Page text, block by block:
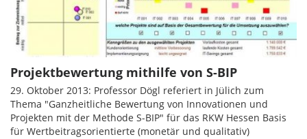
Projektbewertung mithilfe von S-BIP
29. Oktober 2013: Professor Dögl referiert in Jülich zum
Thema "Ganzheitliche Bewertung von Innovationen und
Projekten mit der Methode S-BIP" für das RKW Hessen Basis
für Wertbeitragsorientierte (monetär und qualitativ)